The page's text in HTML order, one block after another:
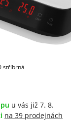
stříbrná
u vás již 7. 8.
na 39 prodejnách